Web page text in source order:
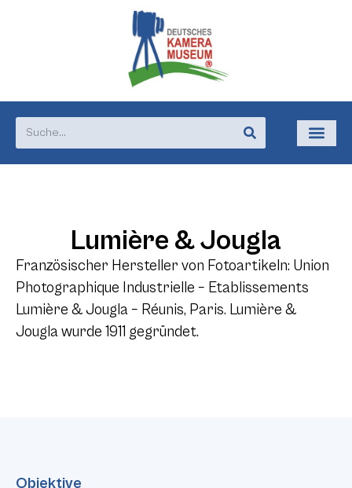
Lumière & Jougla
Französischer Hersteller von Fotoartikeln: Union
Photographique Industrielle – Etablissements
Lumière & Jougla – Réunis, Paris. Lumière &
Jougla wurde 1911 gegründet.
Objektive